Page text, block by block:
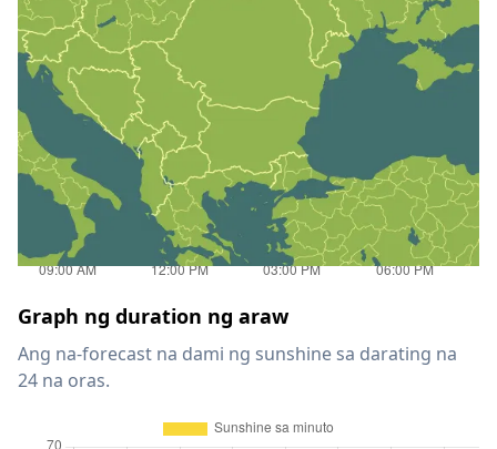
Graph ng duration ng araw
Ang na-forecast na dami ng sunshine sa darating na
24 na oras.